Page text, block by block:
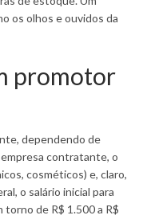
os olhos e ouvidos da
promotor
dependendo de
contratante, o
cosméticos) e, claro,
o salário inicial para
de R$ 1.500 a R$